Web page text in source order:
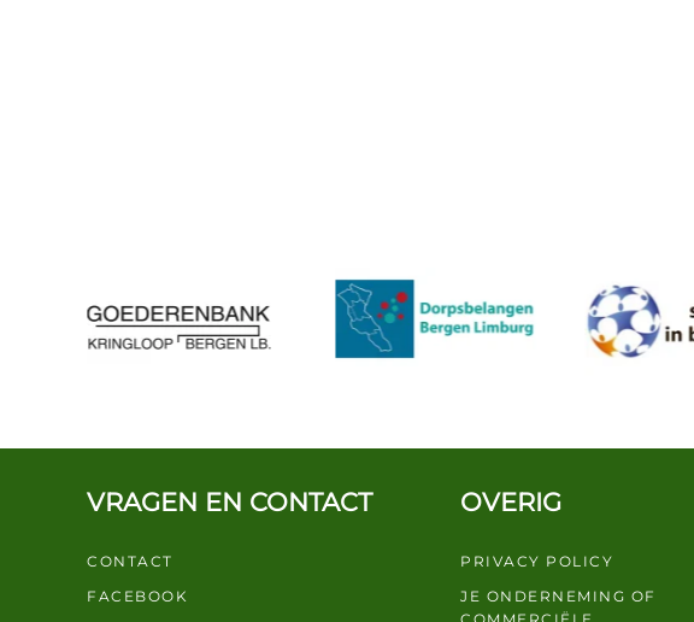
VRAGEN EN CONTACT
CONTACT
FACEBOOK
OVERIG
PRIVACY POLICY
JE ONDERNEMING OF